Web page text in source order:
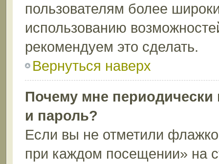
пользователям более
использованию
рекомендуем это сделать.
Вернуться наверх
Почему мне
и пароль?
Если вы не отметили
при каждом посещении» на